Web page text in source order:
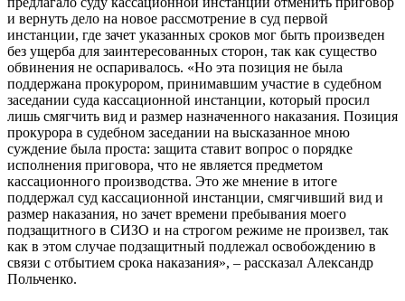
и вернуть дело на новое рассмотрение в суд первой
инстанции, где зачет указанных сроков мог быть произведен
без ущерба для заинтересованных сторон, так как существо
обвинения не оспаривалось. «Но эта позиция не была
поддержана прокурором, принимавшим участие в судебном
заседании суда кассационной инстанции, который просил
лишь смягчить вид и размер назначенного наказания. Позиция
прокурора в судебном заседании на высказанное мною
суждение была проста: защита ставит вопрос о порядке
исполнения приговора, что не является предметом
кассационного производства. Это же мнение в итоге
поддержал суд кассационной инстанции, смягчивший вид и
размер наказания, но зачет времени пребывания моего
подзащитного в СИЗО и на строгом режиме не произвел, так
как в этом случае подзащитный подлежал освобождению в
связи с отбытием срока наказания», – рассказал Александр
Польченко.